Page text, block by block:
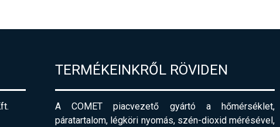
TERMÉKEINKRŐL RÖVIDEN
A COMET piacvezető gyártó a hőmérséklet,
páratartalom, légköri nyomás, szén-dioxid mérésével,